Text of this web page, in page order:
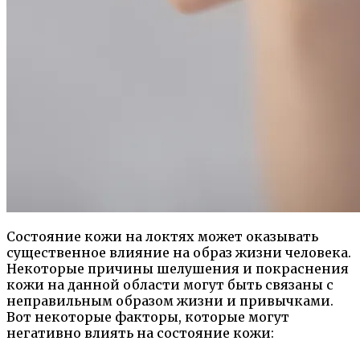
Состояние кожи на локтях может оказывать
существенное влияние на образ жизни человека.
Некоторые причины шелушения и покраснения
кожи на данной области могут быть связаны с
неправильным образом жизни и привычками.
Вот некоторые факторы, которые могут
негативно влиять на состояние кожи: